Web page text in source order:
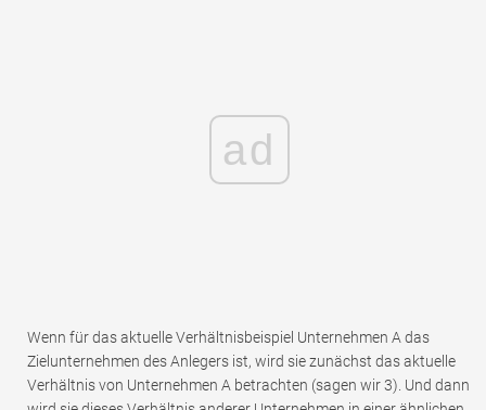
ad
Wenn für das aktuelle Verhältnisbeispiel Unternehmen A das
Zielunternehmen des Anlegers ist, wird sie zunächst das aktuelle
Verhältnis von Unternehmen A betrachten (sagen wir 3). Und dann